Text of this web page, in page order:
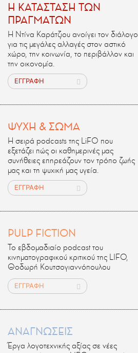
H ΚΑΤΑΣΤΑΣΗ ΤΩΝ
ΠΡΑΓΜΑΤΩΝ
Η Ντίνα Καράτζιου ανοίγει τον διάλογο
για τις μεγάλες αλλαγές στον αστικό
χώρο, την κοινωνία, το περιβάλλον και
την οικονομία.
ΕΓΓΡΑΦΗ
ΨΥΧΗ & ΣΩΜΑ
Η σειρά podcasts της LiFO που
εξετάζει πώς οι καθημερινές μας
συνήθειες επηρεάζουν τον τρόπο ζωής
μας και τη ψυχική μας υγεία.
ΕΓΓΡΑΦΗ
PULP FICTION
Το εβδομαδιαίο podcast του
κινηματογραφικού κριτικού της LIFO,
Θοδωρή Κουτσογιαννόπουλου
ΕΓΓΡΑΦΗ
ΑΝΑΓΝΩΣΕΙΣ
Έργα λογοτεχνικής αξίας σε νέες